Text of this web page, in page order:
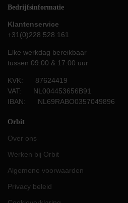
Bedrijfsinformatie
Klantenservice
+31(0)228 528 161
Elke werkdag bereikbaar
tussen 09:00 & 17:00 uur
KVK: 87624419
VAT: NL004453656B91
IBAN: NL69RABO0357049896
Orbit
Over ons
Werken bij Orbit
Algemene voorwaarden
Privacy beleid